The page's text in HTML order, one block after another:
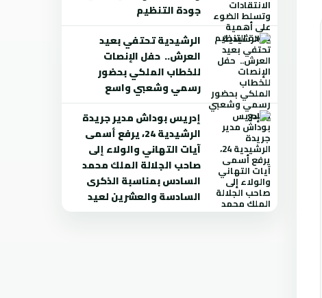
جودة التنظيم
الرشيدية تحتفي بعيد
العرش.. حفل الإنصات
للخطاب الملكي بحضور
رسمي وشعبي واسع
إدريس بوداش مدير جريدة
الرشيدية 24، يرفع أسمى
آيات التهاني والولاء إلى
صاحب الجلالة الملك محمد
السادس بمناسبة الذكرى
السادسة والعشرين لعيد